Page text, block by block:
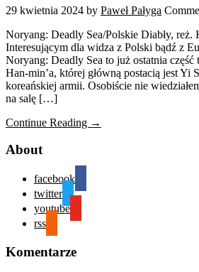
29 kwietnia 2024 by Paweł Pałyga
Noryang: Deadly Sea/Polskie Diabły,
Interesującym dla widza z Polski bądź z
Noryang: Deadly Sea to już ostatnia
Han-min’a, której główną postacią jest Yi
koreańskiej armii. Osobiście nie
na salę […]
Continue Reading →
About
facebook
twitter
youtube
rss
Komentarze